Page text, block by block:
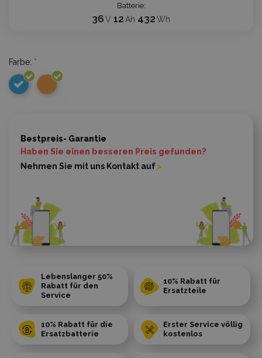
Batterie
36V 12Ah 432Wh
Farbe: *
Bestpreis- Garantie
Haben Sie einen besseren Preis gefunden?
Nehmen Sie mit uns Kontakt auf
Lebenslanger 50%
Rabatt für den
Service
10% Rabatt für
Ersatzteile
10% Rabatt für die
Ersatzbatterie
Erster Service völlig
kostenlos